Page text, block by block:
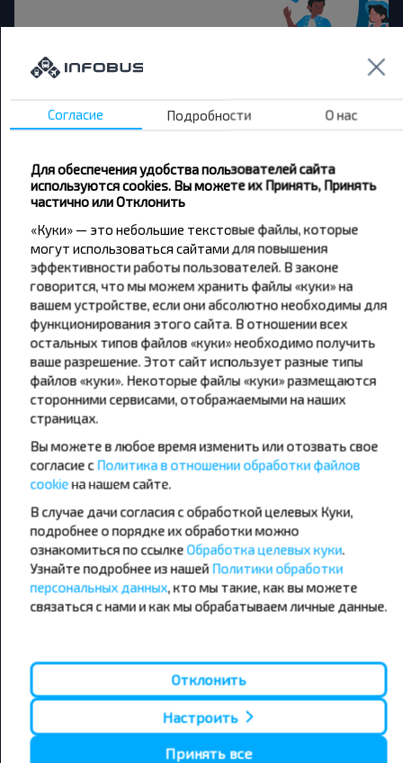
Хотите
дешевле?
другие интересные предложения INFOBUS.
Подпишись на получение новостей и
Подписаться
Популярные автобусные
направления
Орша - Могилёв
Минск - Несвиж
Минск - Могилёв
Минск - Пинск
Минск - Брест
Минск - Гомель
Минск - Барановичи
Гомель - Минск
Брест - Тересполь
Брест - Беловежская Пуща
Брест - Минск
Варшава - Минск
Санкт-Петербург - Минск
Вильнюс - Минск
Москва - Брест
Минск - Варшава
Минск - Москва
Москва - Барановичи
Брест - Люблин
Брест - Варшава
Согласие Подробности О нас
Для обеспечения удобства пользователей сайта
используются cookies. Вы можете их Принять, Принять
частично или Отклонить
«Куки» — это небольшие текстовые файлы, которые
могут использоваться сайтами для повышения
эффективности работы пользователей. В законе
говорится, что мы можем хранить файлы «куки» на
вашем устройстве, если они абсолютно необходимы для
функционирования этого сайта. В отношении всех
остальных типов файлов «куки» необходимо получить
ваше разрешение. Этот сайт использует разные типы
файлов «куки». Некоторые файлы «куки» размещаются
сторонними сервисами, отображаемыми на наших
страницах.
Вы можете в любое время изменить или отозвать свое
согласие сПолитика в отношении обработки файлов
cookieна нашем сайте.
В случае дачи согласия с обработкой целевых Куки,
подробнее о порядке их обработки можно
ознакомиться по ссылкеОбработка целевых куки.
Узнайте подробнее из нашей Политики обработки
персональных данных, кто мы такие, как вы можете
связаться с нами и как мы обрабатываем личные данные.
Отклонить
Настроить
Принять все